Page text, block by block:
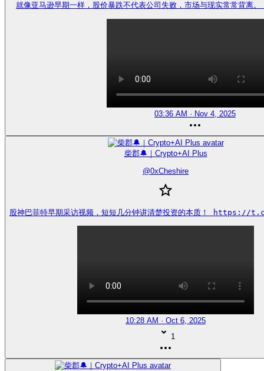
就像亚马逊早期一样，股价暴跌不代表公司失败，市场与现实常常
03:36 AM · Nov 4, 2025
柴郡🔔｜Crypto+AI Plus
@0xCheshire
股神巴菲特早期采访视频，短短几分钟讲清楚投资的本质！ https://
10:28 AM · Oct 6, 2025
1